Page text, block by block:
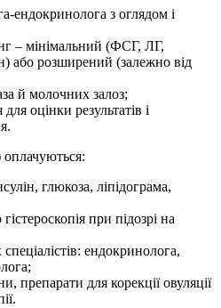
ендокринолога з оглядом і
– мінімальний (ФСГ, ЛГ,
або розширений (залежно від
й молочних залоз;
оцінки результатів і
глюкоза, ліпідограма,
при підозрі на
ендокринолога,
препарати для корекції овуляції